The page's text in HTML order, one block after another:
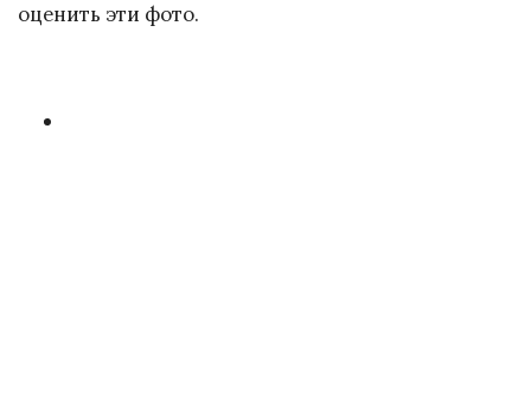
оценить эти фото.